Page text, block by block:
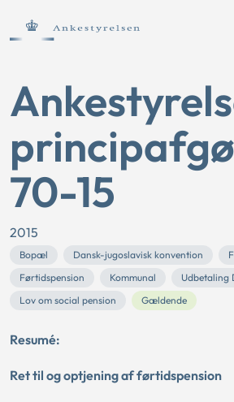
70-15
2015
Bopæl Dansk-jugoslavisk konvention
Førtidspension
Kommunal
Udbetaling
Lov om social pension
Gældende
Resumé:
Ret til og optjening af førtidspension